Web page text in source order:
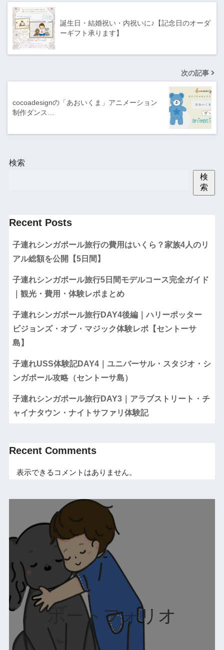
誕生日・結婚祝い・内祝いに♪【記念日のオーダ
ーギフト承ります】
次の記事
cocoadesignの「あおいくま」アニメーション
制作ダンス…
検索
検
索
Recent Posts
子連れシンガポール旅行の費用はいくら？家族4人のリ
アル総額を公開【5日間】
子連れシンガポール旅行5日間モデルコース完全ガイド
｜観光・費用・体験レポまとめ
子連れシンガポール旅行DAY4後編｜ハリーポッター
ビジョンズ・オブ・マジック体験レポ【セントーサ
島】
子連れUSS体験記DAY4｜ユニバーサル・スタジオ・シ
ンガポール攻略（セントーサ島）
子連れシンガポール旅行DAY3｜アラブストリート・チ
ャイナタウン・ナイトサファリ体験記
Recent Comments
表示できるコメントはありません。
ポートフォリオ